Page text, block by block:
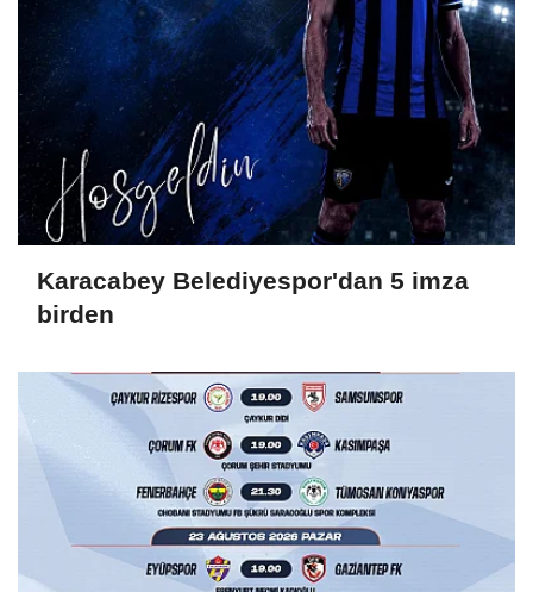
Karacabey Belediyespor'dan 5 imza
birden